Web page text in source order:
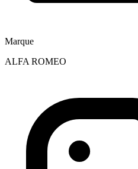
Marque
ALFA ROMEO